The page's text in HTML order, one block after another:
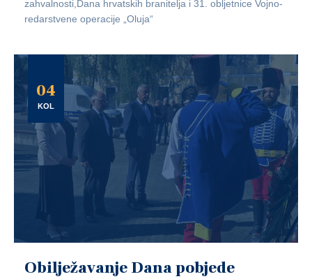
zahvalnosti,Dana hrvatskih branitelja i 31. obljetnice Vojno-
redarstvene operacije „Oluja“
04
KOL
Obilježavanje Dana pobjede